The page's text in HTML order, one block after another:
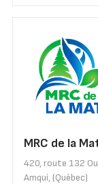
MRC de la
420, route 132
Amqui, (Québec)